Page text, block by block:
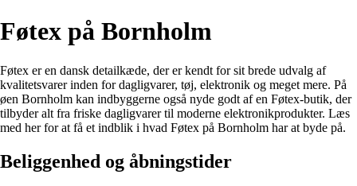
Føtex på Bornholm
Føtex er en dansk detailkæde, der er kendt for sit brede udvalg af
kvalitetsvarer inden for dagligvarer, tøj, elektronik og meget mere. På
øen Bornholm kan indbyggerne også nyde godt af en Føtex-butik, der
tilbyder alt fra friske dagligvarer til moderne elektronikprodukter. Læs
med her for at få et indblik i hvad Føtex på Bornholm har at byde på.
Beliggenhed og åbningstider